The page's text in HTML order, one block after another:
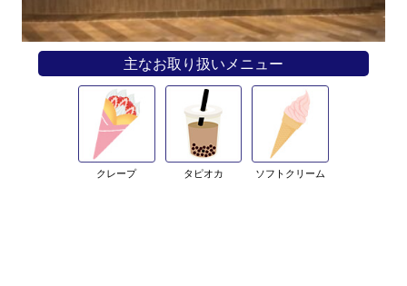
主なお取り扱いメニュー
クレープ タピオカ ソフトクリーム